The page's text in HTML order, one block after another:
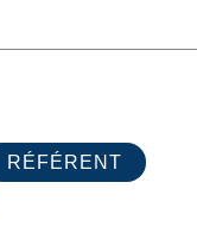
RÉFÉRENT